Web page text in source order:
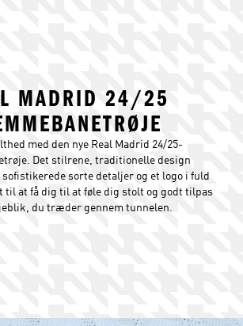
MADRID 24/25
med den nye Real Madrid 24/25-
Det stilrene, traditionelle design
sorte detaljer og et logo i fuld
til at få dig til at føle dig stolt og godt tilpas
du træder gennem tunnelen.